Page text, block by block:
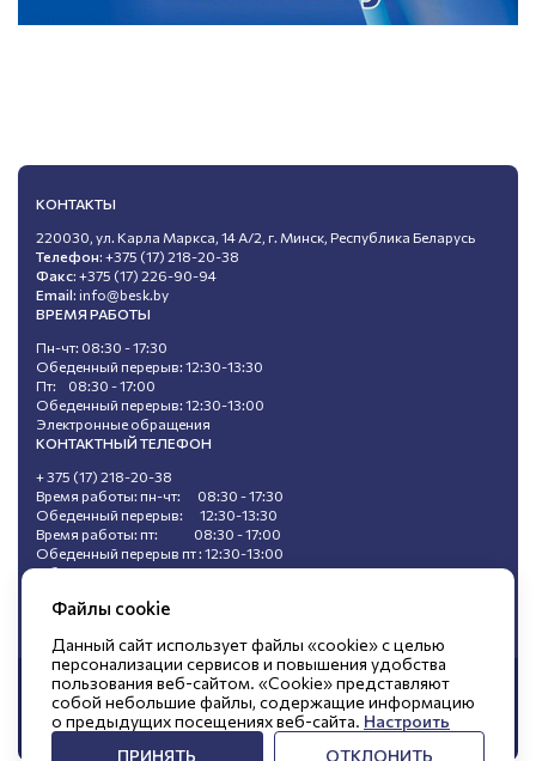
КОНТАКТЫ
220030, ул. Карла Маркса, 14 А/2, г. Минск, Республика Беларусь
Телефон: +375 (17) 218-20-38
Факс: +375 (17) 226-90-94
Email: info@besk.by
ВРЕМЯ РАБОТЫ
Пн-чт: 08:30 - 17:30
Обеденный перерыв: 12:30-13:30
Пт: 08:30 - 17:00
Обеденный перерыв: 12:30-13:00
Электронные обращения
КОНТАКТНЫЙ ТЕЛЕФОН
+ 375 (17) 218-20-38
Время работы: пн-чт: 08:30 - 17:30
Обеденный перерыв: 12:30-13:30
Время работы: пт: 08:30 - 17:00
Обеденный перерыв пт : 12:30-13:00
Обращения, поступившие в ходе
© Открытое акционерное общество
«БЕЛЭНЕРГОСНАБКОМПЛЕКТ»
Файлы cookie
Данный сайт использует файлы «cookie» с целью
персонализации сервисов и повышения удобства
пользования веб-сайтом. «Cookie» представляют
собой небольшие файлы, содержащие информацию
о предыдущих посещениях веб-сайта. Настроить
ПРИНЯТЬ
ОТКЛОНИТЬ